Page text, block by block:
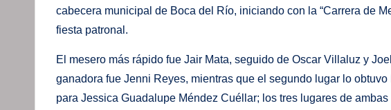
cabecera municipal de Boca del Río, iniciando con la “Carrera de
fiesta patronal.
El mesero más rápido fue Jair Mata, seguido de Oscar Villaluz y
ganadora fue Jenni Reyes, mientras que el segundo lugar lo
para Jessica Guadalupe Méndez Cuéllar; los tres lugares de